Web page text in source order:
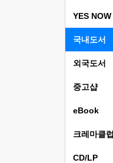
YES NOW
국내도서
외국도서
중고샵
eBook
크레마클럽
CD/LP